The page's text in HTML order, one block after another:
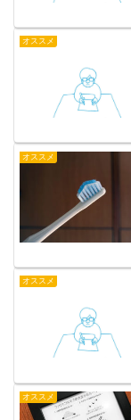
オススメ
オススメ
オススメ
オススメ